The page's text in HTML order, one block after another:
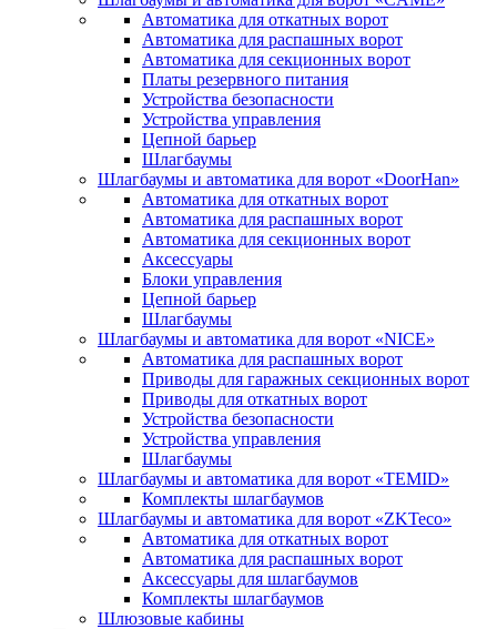
Автоматика для откатных ворот
Автоматика для распашных ворот
Автоматика для секционных ворот
Платы резервного питания
Устройства безопасности
Устройства управления
Цепной барьер
Шлагбаумы
Шлагбаумы и автоматика для ворот «DoorHan»
Автоматика для откатных ворот
Автоматика для распашных ворот
Автоматика для секционных ворот
Аксессуары
Блоки управления
Цепной барьер
Шлагбаумы
Шлагбаумы и автоматика для ворот «NICE»
Автоматика для распашных ворот
Приводы для гаражных секционных ворот
Приводы для откатных ворот
Устройства безопасности
Устройства управления
Шлагбаумы
Шлагбаумы и автоматика для ворот «TEMID»
Комплекты шлагбаумов
Шлагбаумы и автоматика для ворот «ZKTeco»
Автоматика для откатных ворот
Автоматика для распашных ворот
Аксессуары для шлагбаумов
Комплекты шлагбаумов
Шлюзовые кабины